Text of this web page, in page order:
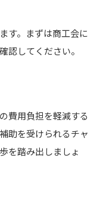
す。まずは商工会に
認してください。
費用負担を軽減する
助を受けられるチャ
を踏み出しましょ